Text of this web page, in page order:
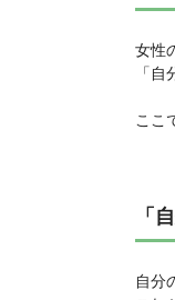
女性
「
ここ
「
自分